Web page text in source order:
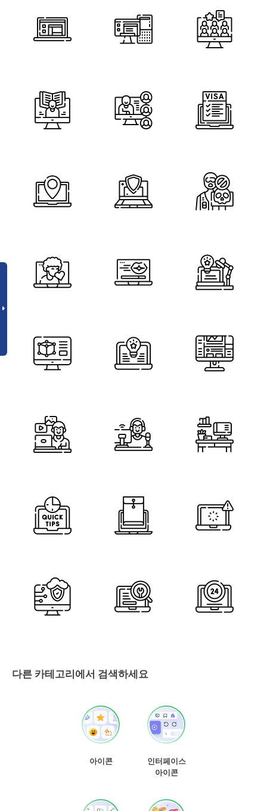
다른 카테고리에서 검색하세요
아이콘
인터페이스
아이콘